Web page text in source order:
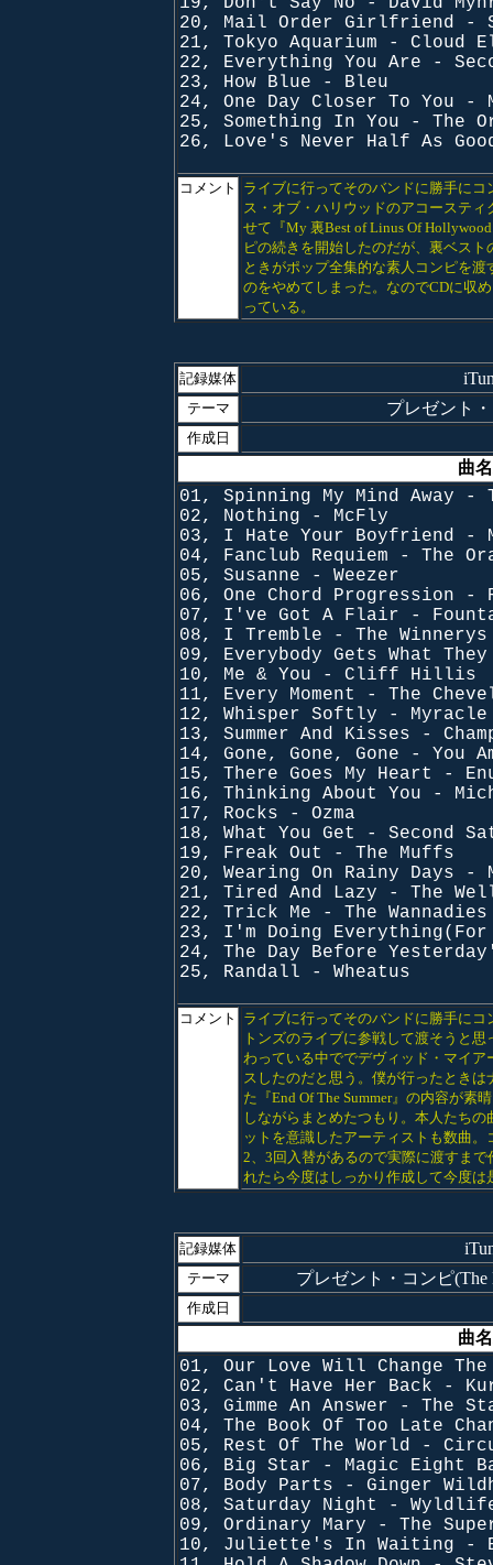
20, Mail Order Girlfriend -
21, Tokyo Aquarium - Cloud
22, Everything You Are -
23, How Blue - Bleu
24, One Day Closer To You -
25, Something In You - The
26, Love's Never Half As
コメント
ライブに行ってそのバンドに勝手に
ス・オブ・ハリウッドのアコーステ
せて『My 裏Best of Linus Of
ピの続きを開始したのだが、裏ベス
ときがポップ全集的な素人コンピを
のをやめてしまった。なのでCDに収
っている。
記録媒体
テーマ プレゼント
作成日
曲
01, Spinning My Mind Away -
02, Nothing - McFly
03, I Hate Your Boyfriend -
04, Fanclub Requiem - The
05, Susanne - Weezer
06, One Chord Progression -
07, I've Got A Flair -
08, I Tremble - The Winnerys
09, Everybody Gets What
10, Me & You - Cliff Hillis
11, Every Moment - The
12, Whisper Softly - Myracle
13, Summer And Kisses -
14, Gone, Gone, Gone - You
15, There Goes My Heart -
16, Thinking About You -
17, Rocks - Ozma
18, What You Get - Second
19, Freak Out - The Muffs
20, Wearing On Rainy Days -
21, Tired And Lazy - The
22, Trick Me - The Wannadies
23, I'm Doing Everything(For
24, The Day Before
25, Randall - Wheatus
コメント
ライブに行ってそのバンドに勝手に
トンズのライブに参戦して渡そうと
わっている中ででデヴィッド・マイ
スしたのだと思う。僕が行ったとき
た『End Of The Summer』の内容が
しながらまとめたつもり。本人たち
ットを意識したアーティストも数曲
2、3回入替があるので実際に渡すま
れたら今度はしっかり作成して今度は
記録媒体
テーマ プレゼント・コンピ(The
作成日
曲
01, Our Love Will Change
02, Can't Have Her Back -
03, Gimme An Answer - The
04, The Book Of Too Late
05, Rest Of The World -
06, Big Star - Magic Eight
07, Body Parts - Ginger
08, Saturday Night -
09, Ordinary Mary - The
10, Juliette's In Waiting -